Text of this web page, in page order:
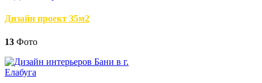
Дизайн проект 35м2
13 Фото